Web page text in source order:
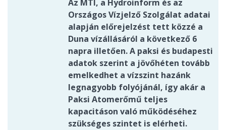
Az MTI, a Hydroinform és az
Országos Vízjelző Szolgálat adatai
alapján előrejelzést tett közzé a
Duna vízállásáról a következő 6
napra illetően. A paksi és budapesti
adatok szerint a jövőhéten tovább
emelkedhet a vízszint hazánk
legnagyobb folyójánál, így akár a
Paksi Atomerőmű teljes
kapacitáson való működéséhez
szükséges szintet is elérheti.